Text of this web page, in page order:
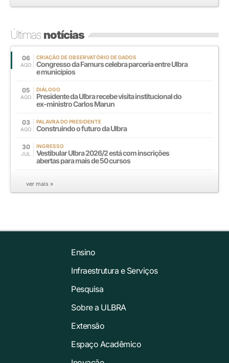
Últimasnotícias
06
AGO
CRIAÇÃO DE OBSERVATÓRIO DE DADOS
Congresso da Famurs celebra parceria entre Ulbra
e municípios
05
AGO
DIÁLOGO
Presidente da Ulbra recebe visita institucional do
ex-ministro Carlos Marun
03
AGO
PALAVRA DO PRESIDENTE
Construindo o futuro da Ulbra
30
JUL
INGRESSO
Vestibular Ulbra 2026/2 está com inscrições
abertas para mais de 50 cursos
ver mais »
Ensino
Infraestrutura e Serviços
Pesquisa
Sobre a ULBRA
Extensão
Espaço Acadêmico